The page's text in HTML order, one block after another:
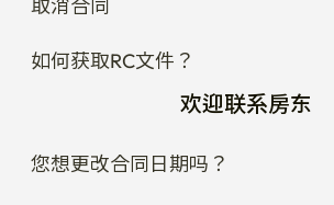
取消合同
如何获取RC文件？
欢迎联系房东
您想更改合同日期吗？